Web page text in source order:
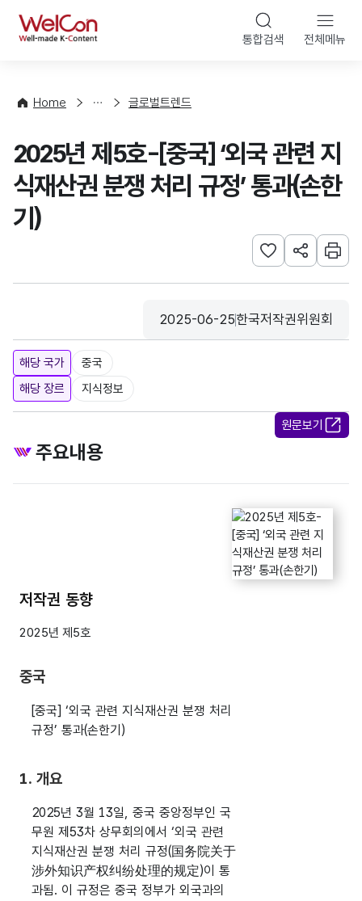
WelCon 통합검색 전체메뉴
Home
향
계
글로벌트렌드
2025년 제5호-[중국] ‘외국 관련 지
식재산권 분쟁 처리 규정’ 통과(손한
기)
관심사 등록하기
URL 공유하
인쇄
등록일
2025-06-25
수집기관
한국저작권위원회
해당 국가
중국
해당 장르
지식정보
원문보기
주요내용
저작권 동향
2025년 제5호
중국
[중국] ‘외국 관련 지식재산권 분쟁 처리
규정’ 통과(손한기)
1. 개요
2025년 3월 13일, 중국 중앙정부인 국
무원 제53차 상무회의에서 ‘외국 관련
지식재산권 분쟁 처리 규정(国务院关于
涉外知识产权纠纷处理的规定)이 통
과됨. 이 규정은 중국 정부가 외국과의